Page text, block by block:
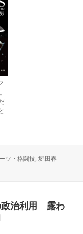
ツ・格闘技,堀田春
政治利用 露わ